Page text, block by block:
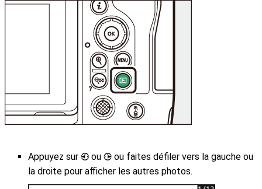
Appuyez sur 4 ou 2 ou faites défiler vers la gauche ou
la droite pour afficher les autres photos.